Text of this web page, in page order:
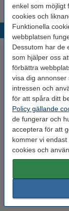
enkel som möjligt
cookies och
Funktionella
webbplatsen
Dessutom har de
som hjälper oss
förbättra
visa dig annonser
intressen och
för att spåra ditt
Policy gällande
de fungerar och
acceptera för att
kommer vi
cookies och
MN1400_BP2
DeLonghi